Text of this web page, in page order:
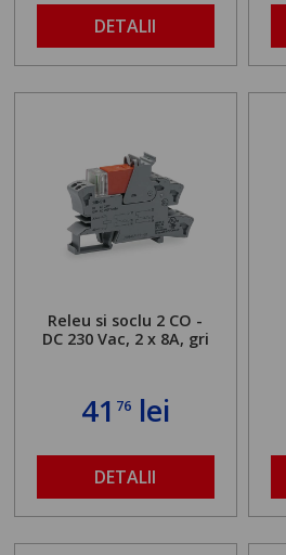
DETALII
Releu si soclu 2 CO -
DC 230 Vac, 2 x 8A, gri
41 76lei
DETALII